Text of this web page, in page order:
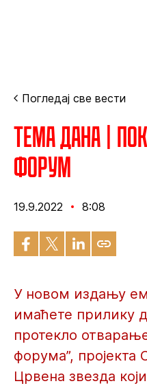
Погледај све вести
Тема дана |
форум
19.9.2022 8:08
У новом издању
имаћете прилику
протекло
форума”, пројекта
Црвена звезда